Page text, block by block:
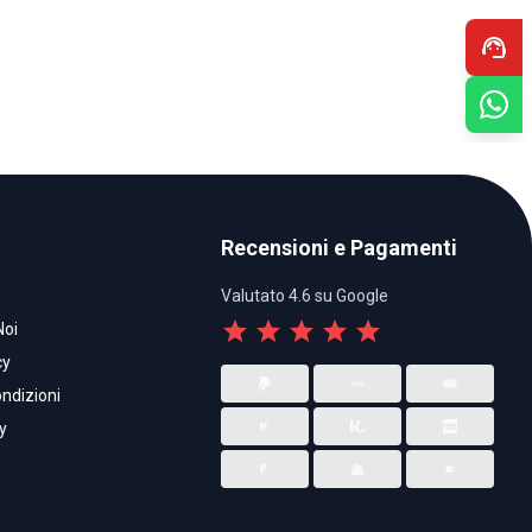
Recensioni e Pagamenti
Valutato 4.6 su Google
star star star star star
support_agent